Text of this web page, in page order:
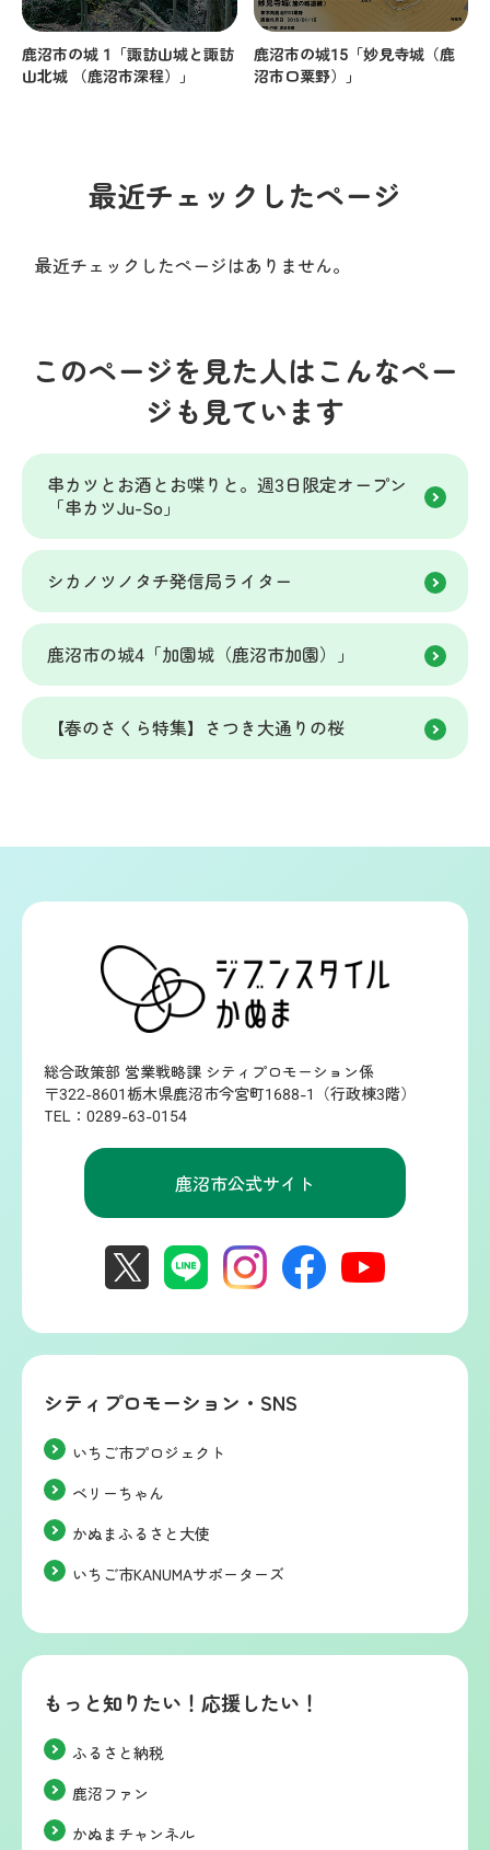
鹿沼市の城 1「諏訪山城と諏訪
山北城 （鹿沼市深程）」
鹿沼市の城15「妙見寺城（鹿
沼市口粟野）」
最近チェックしたページ
最近チェックしたページはありません。
このページを見た人はこんなペー
ジも見ています
串カツとお酒とお喋りと。週3日限定オープン
「串カツJu-So」
シカノツノタチ発信局ライター
鹿沼市の城4「加園城（鹿沼市加園）」
【春のさくら特集】さつき大通りの桜
総合政策部 営業戦略課 シティプロモーション係
〒322-8601栃木県鹿沼市今宮町1688-1（行政棟3階）
TEL：0289-63-0154
鹿沼市公式サイト
シティプロモーション・SNS
いちご市プロジェクト
ベリーちゃん
かぬまふるさと大使
いちご市KANUMAサポーターズ
もっと知りたい！応援したい！
ふるさと納税
鹿沼ファン
かぬまチャンネル